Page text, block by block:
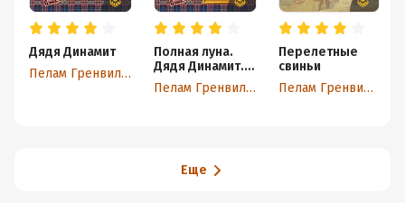
Дядя Динамит
Пелам Гренвилл Вудхаус
Полная луна.
Дядя Динамит.
Перелетные
свиньи. Время Пелам Гренвилл Вудхаус
Перелетные
свиньи
Пелам Гренвилл Вудхаус
Еще